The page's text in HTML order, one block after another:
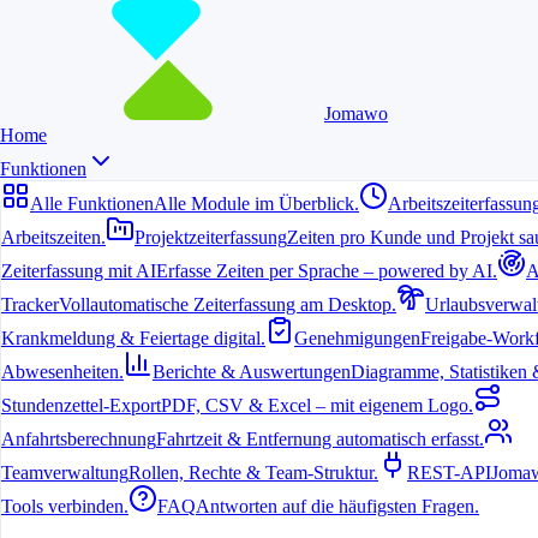
Jomawo
Home
Funktionen
Alle FunktionenAlle Module im Überblick.
Arbeitszeiten.
ProjektzeiterfassungZeiten pro Kunde und Projekt
Zeiterfassung mit AIErfasse Zeiten per Sprache – powered by AI.
TrackerVollautomatische Zeiterfassung am Desktop.
Krankmeldung & Feiertage digital.
GenehmigungenFreigabe-
Abwesenheiten.
Berichte & AuswertungenDiagramme, Statistiken
Stundenzettel-ExportPDF, CSV & Excel – mit eigenem Logo.
AnfahrtsberechnungFahrtzeit & Entfernung automatisch erfasst.
TeamverwaltungRollen, Rechte & Team-Struktur. REST-API
Tools verbinden.
FAQAntworten auf die häufigsten Fragen.
6. Juli 2026
Warum UI/UX bei Zeiterfassungs-Tools für
Designer zählt
Designer verbringen viel Zeit mit kreativen Aufgaben. Eine
komplizierte Software stört diesen Flow. Eine gute
Benutzeroberfläche sorgt dafür, dass das Erfassen von Arbeitszeiten
schnell und intuitiv geht, ohne den kreativen Prozess zu
unterbrechen.